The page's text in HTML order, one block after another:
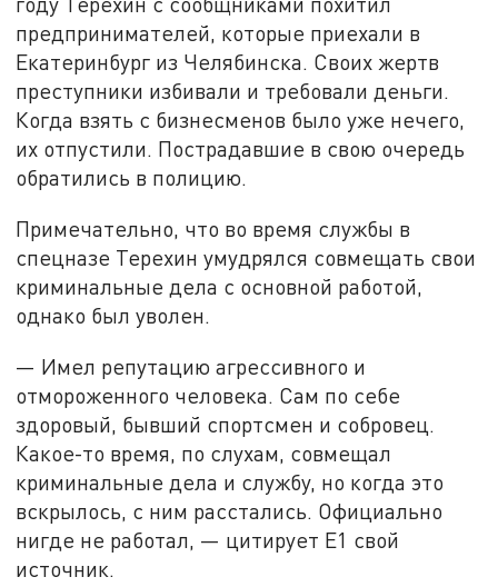
предпринимателей, которые приехали в
Екатеринбург из Челябинска. Своих жертв
преступники избивали и требовали деньги.
Когда взять с бизнесменов было уже нечего,
их отпустили. Пострадавшие в свою очередь
обратились в полицию.
Примечательно, что во время службы в
спецназе Терехин умудрялся совмещать свои
криминальные дела с основной работой,
однако был уволен.
— Имел репутацию агрессивного и
отмороженного человека. Сам по себе
здоровый, бывший спортсмен и собровец.
Какое-то время, по слухам, совмещал
криминальные дела и службу, но когда это
вскрылось, с ним расстались. Официально
нигде не работал, — цитирует Е1 свой
источник.